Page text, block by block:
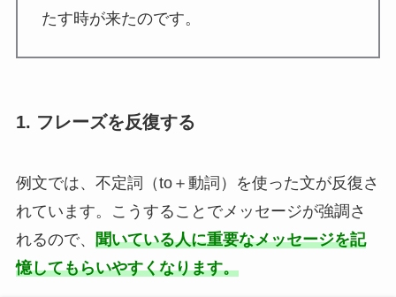
たす時が来たのです。
1. フレーズを反復する
例文では、不定詞（to＋動詞）を使った文が反復さ
れています。こうすることでメッセージが強調さ
れるので、 聞いている人に重要なメッセージを記
憶してもらいやすくなります。